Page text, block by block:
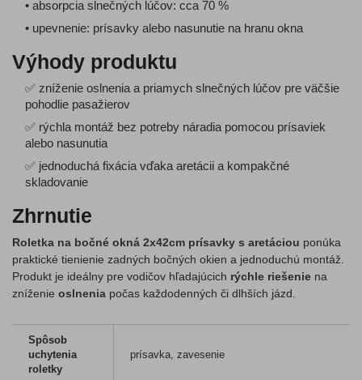
• absorpcia slnečných lúčov: cca 70 %
• upevnenie: prísavky alebo nasunutie na hranu okna
Výhody produktu
✅ zníženie oslnenia a priamych slnečných lúčov pre väčšie
pohodlie pasažierov
✅ rýchla montáž bez potreby náradia pomocou prísaviek
alebo nasunutia
✅ jednoduchá fixácia vďaka aretácii a kompakčné
skladovanie
Zhrnutie
Roletka na bočné okná 2x42cm prísavky s aretáciou ponúka
praktické tienienie zadných bočných okien a jednoduchú montáž.
Produkt je ideálny pre vodičov hľadajúcich rýchle riešenie na
zníženie oslnenia počas každodenných či dlhších jázd.
Spôsob
uchytenia
roletky
prísavka, zavesenie